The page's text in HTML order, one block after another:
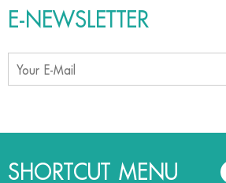
E-NEWSLETTER
SHORTCUT MENU